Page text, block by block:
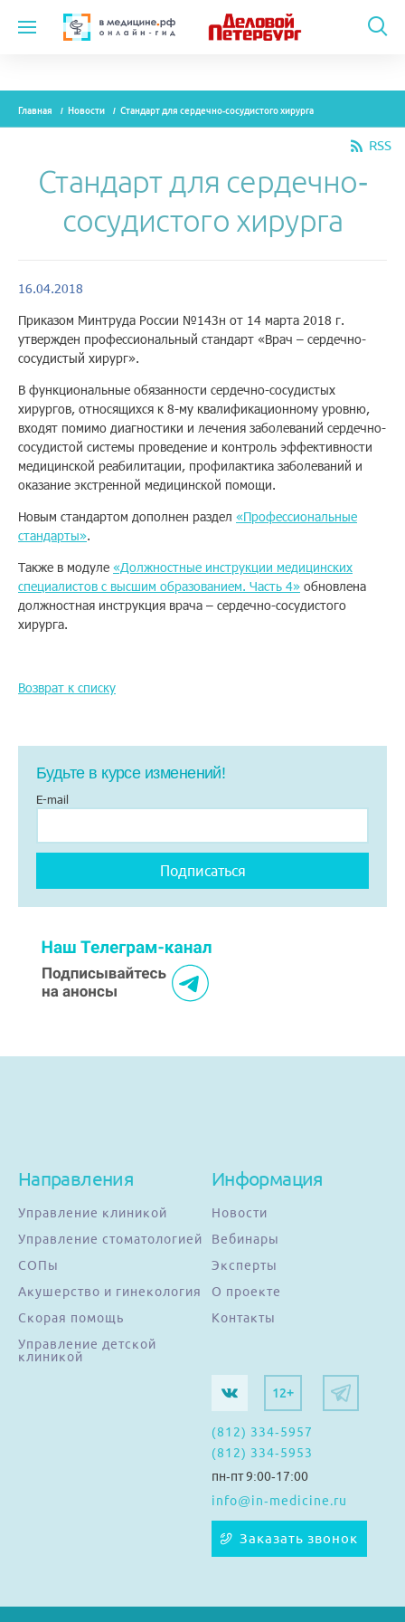
Модули
Рекламодателям
О проекте
Контакты
Помощь
Тарифы
Подписка
Кабинет
Главная Новости Стандарт для сердечно-сосудистого хирурга
RSS
Стандарт для сердечно-
сосудистого хирурга
16.04.2018
Приказом Минтруда России №143н от 14 марта 2018 г.
утвержден профессиональный стандарт «Врач – сердечно-
сосудистый хирург».
В функциональные обязанности сердечно-сосудистых
хирургов, относящихся к 8-му квалификационному уровню,
входят помимо диагностики и лечения заболеваний сердечно-
сосудистой системы проведение и контроль эффективности
медицинской реабилитации, профилактика заболеваний и
оказание экстренной медицинской помощи.
Новым стандартом дополнен раздел «Профессиональные
стандарты».
Также в модуле «Должностные инструкции медицинских
специалистов с высшим образованием. Часть 4» обновлена
должностная инструкция врача – сердечно-сосудистого
хирурга.
Возврат к списку
Будьте в курсе изменений!
E-mail
Направления
Управление клиникой
Управление стоматологией
СОПы
Акушерство и гинекология
Скорая помощь
Управление детской
клиникой
Информация
Новости
Вебинары
Эксперты
О проекте
Контакты
12+
(812) 334-5957
(812) 334-5953
пн-пт 9:00-17:00
info@in-medicine.ru
Заказать звонок